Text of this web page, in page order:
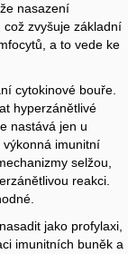
nasazení
zvyšuje základní
a to vede ke
cytokinové bouře.
hyperzánětlivé
nastává jen u
imunitní
selžou,
reakci.
jako profylaxi,
imunitních buněk a